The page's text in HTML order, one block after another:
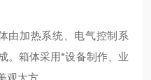
由加热系统、电气控制系
。箱体采用*设备制作、业
大方。